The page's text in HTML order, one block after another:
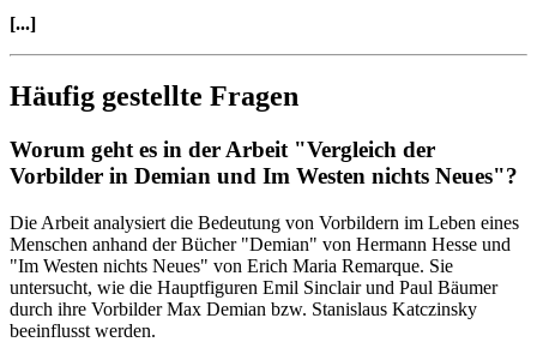
[...]
Häufig gestellte Fragen
Worum geht es in der Arbeit "Vergleich der
Vorbilder in Demian und Im Westen nichts Neues"?
Die Arbeit analysiert die Bedeutung von Vorbildern im Leben eines
Menschen anhand der Bücher "Demian" von Hermann Hesse und
"Im Westen nichts Neues" von Erich Maria Remarque. Sie
untersucht, wie die Hauptfiguren Emil Sinclair und Paul Bäumer
durch ihre Vorbilder Max Demian bzw. Stanislaus Katczinsky
beeinflusst werden.